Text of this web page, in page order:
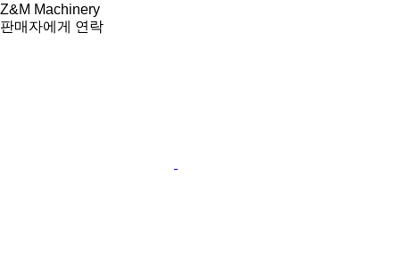
Z&M Machinery
판매자에게 연락